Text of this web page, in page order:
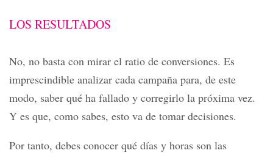
LOS RESULTADOS
No, no basta con mirar el ratio de conversiones. Es
imprescindible analizar cada campaña para, de este
modo, saber qué ha fallado y corregirlo la próxima vez.
Y es que, como sabes, esto va de tomar decisiones.
Por tanto, debes conocer qué días y horas son las